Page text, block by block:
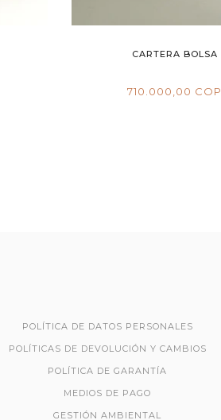
CARTERA BOLSA
710.000,00 COP
POLÍTICA DE DATOS PERSONALES
POLÍTICAS DE DEVOLUCIÓN Y CAMBIOS
POLÍTICA DE GARANTÍA
MEDIOS DE PAGO
GESTIÓN AMBIENTAL